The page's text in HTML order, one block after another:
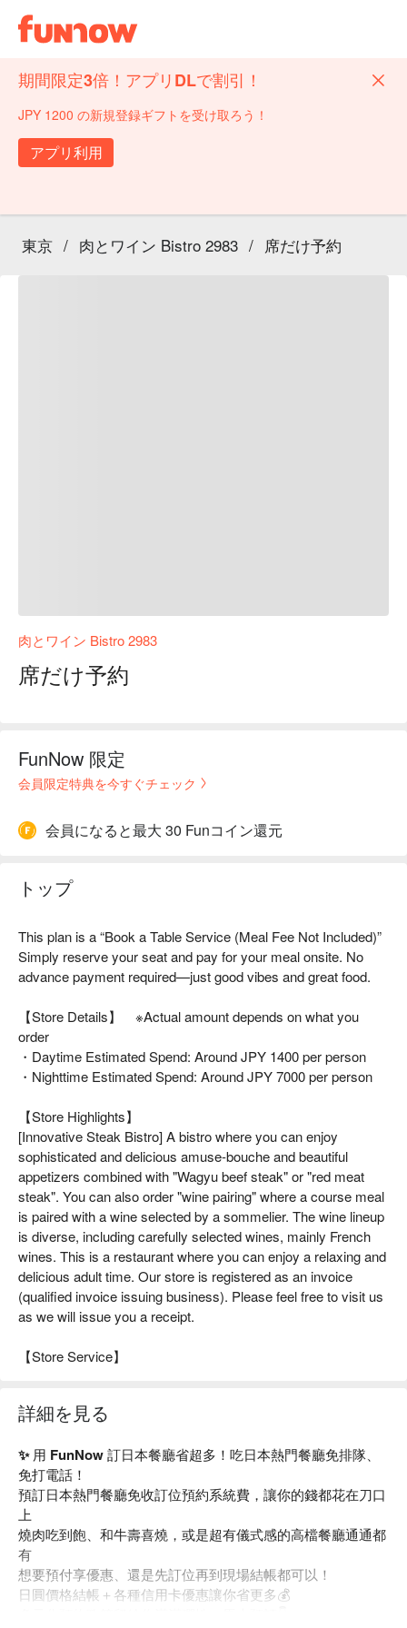
期間限定3倍！アプリDLで割引！
JPY 1200 の新規登録ギフトを受け取ろう！
アプリ利用
東京 / 肉とワイン Bistro 2983 / 席だけ予約
肉とワイン Bistro 2983
席だけ予約
FunNow 限定
会員限定特典を今すぐチェック
会員になると最大 30 Funコイン還元
トップ
This plan is a “Book a Table Service (Meal Fee Not Included)”
Simply reserve your seat and pay for your meal onsite. No
advance payment required—just good vibes and great food.
【Store Details】 ※Actual amount depends on what you
order
・Daytime Estimated Spend: Around JPY 1400 per person
・Nighttime Estimated Spend: Around JPY 7000 per person
【Store Highlights】
[Innovative Steak Bistro] A bistro where you can enjoy
sophisticated and delicious amuse-bouche and beautiful
appetizers combined with "Wagyu beef steak" or "red meat
steak". You can also order "wine pairing" where a course meal
is paired with a wine selected by a sommelier. The wine lineup
is diverse, including carefully selected wines, mainly French
wines. This is a restaurant where you can enjoy a relaxing and
delicious adult time. Our store is registered as an invoice
(qualified invoice issuing business). Please feel free to visit us
as we will issue you a receipt.
【Store Service】
詳細を見る
✨ 用 FunNow 訂日本餐廳省超多！吃日本熱門餐廳免排隊、
免打電話！
預訂日本熱門餐廳免收訂位預約系統費，讓你的錢都花在刀口
上
燒肉吃到飽、和牛壽喜燒，或是超有儀式感的高檔餐廳通通都
有
想要預付享優惠、還是先訂位再到現場結帳都可以！
日圓價格結帳＋各種信用卡優惠讓你省更多💰